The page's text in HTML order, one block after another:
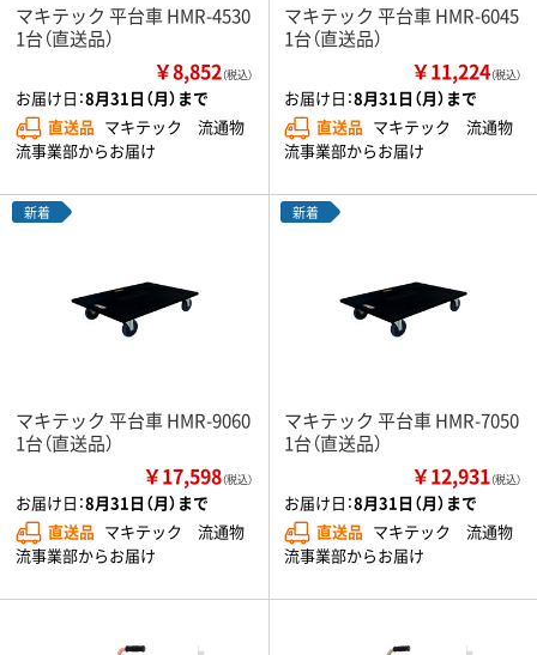
マキテック 平台車 HMR-4530
1台（直送品）
￥8,852（税込）
お届け日：8月31日（月）まで
直送品 マキテック 流通物
流事業部からお届け
マキテック 平台車 HMR-6045
1台（直送品）
￥11,224（税込）
お届け日：8月31日（月）まで
直送品 マキテック 流通物
流事業部からお届け
新着
マキテック 平台車 HMR-9060
1台（直送品）
￥17,598（税込）
お届け日：8月31日（月）まで
直送品 マキテック 流通物
流事業部からお届け
新着
マキテック 平台車 HMR-7050
1台（直送品）
￥12,931（税込）
お届け日：8月31日（月）まで
直送品 マキテック 流通物
流事業部からお届け